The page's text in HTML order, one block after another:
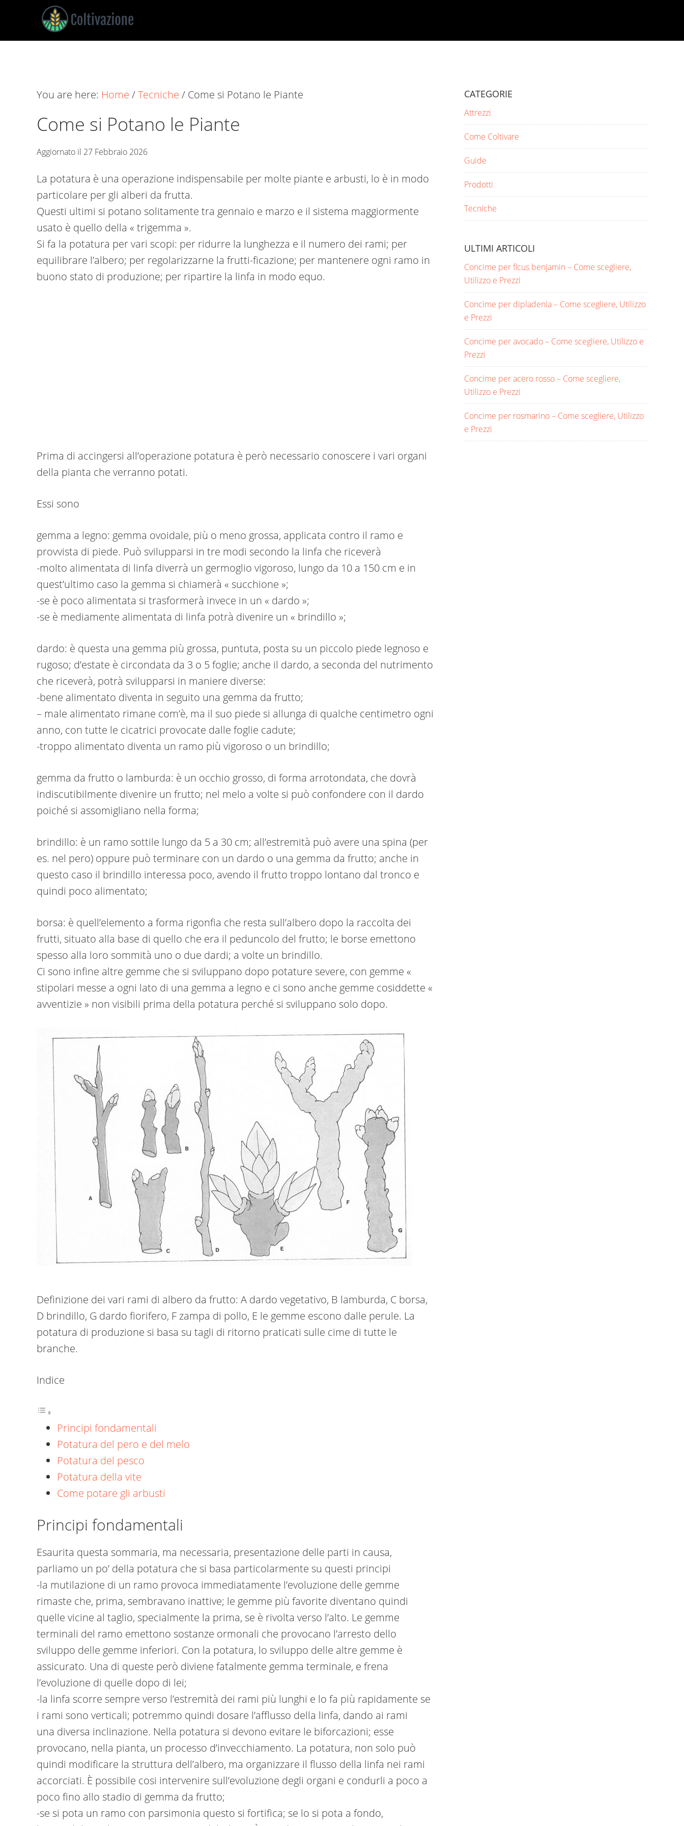
main
primary
footer Coltivazione
Coltivare
You are here: Home /Tecniche / Come si Potano le Piante
Come si Potano le Piante
Aggiornato il 27 Febbraio 2026
La potatura è una operazione indispensabile per molte piante e arbusti, lo è in modo
particolare per gli alberi da frutta.
Questi ultimi si potano solitamente tra gennaio e marzo e il sistema maggiormente
usato è quello della « trigemma ».
Si fa la potatura per vari scopi: per ridurre la lunghezza e il numero dei rami; per
equilibrare l’albero; per regolarizzarne la frutti-ficazione; per mantenere ogni ramo in
buono stato di produzione; per ripartire la linfa in modo equo.
Prima di accingersi all’operazione potatura è però necessario conoscere i vari organi
della pianta che verranno potati.
Essi sono
gemma a legno: gemma ovoidale, più o meno grossa, applicata contro il ramo e
provvista di piede. Può svilupparsi in tre modi secondo la linfa che riceverà
-molto alimentata di linfa diverrà un germoglio vigoroso, lungo da 10 a 150 cm e in
quest’ultimo caso la gemma si chiamerà « succhione »;
-se è poco alimentata si trasformerà invece in un « dardo »;
-se è mediamente alimentata di linfa potrà divenire un « brindillo »;
dardo: è questa una gemma più grossa, puntuta, posta su un piccolo piede legnoso e
rugoso; d’estate è circondata da 3 o 5 foglie; anche il dardo, a seconda del nutrimento
che riceverà, potrà svilupparsi in maniere diverse:
-bene alimentato diventa in seguito una gemma da frutto;
– male alimentato rimane com’è, ma il suo piede si allunga di qualche centimetro ogni
anno, con tutte le cicatrici provocate dalle foglie cadute;
-troppo alimentato diventa un ramo più vigoroso o un brindillo;
gemma da frutto o lamburda: è un occhio grosso, di forma arrotondata, che dovrà
indiscutibilmente divenire un frutto; nel melo a volte si può confondere con il dardo
poiché si assomigliano nella forma;
brindillo: è un ramo sottile lungo da 5 a 30 cm; all’estremità può avere una spina (per
es. nel pero) oppure può terminare con un dardo o una gemma da frutto; anche in
questo caso il brindillo interessa poco, avendo il frutto troppo lontano dal tronco e
quindi poco alimentato;
borsa: è quell’elemento a forma rigonfia che resta sull’albero dopo la raccolta dei
frutti, situato alla base di quello che era il peduncolo del frutto; le borse emettono
spesso alla loro sommità uno o due dardi; a volte un brindillo.
Ci sono infine altre gemme che si sviluppano dopo potature severe, con gemme «
stipolari messe a ogni lato di una gemma a legno e ci sono anche gemme cosiddette «
avventizie » non visibili prima della potatura perché si sviluppano solo dopo.
Definizione dei vari rami di albero da frutto: A dardo vegetativo, B lamburda, C borsa,
D brindillo, G dardo fiorifero, F zampa di pollo, E le gemme escono dalle perule. La
potatura di produzione si basa su tagli di ritorno praticati sulle cime di tutte le
branche.
Indice
Principi fondamentali
Potatura del pero e del melo
Potatura del pesco
Potatura della vite
Come potare gli arbusti
Principi fondamentali
Esaurita questa sommaria, ma necessaria, presentazione delle parti in causa,
parliamo un po’ della potatura che si basa particolarmente su questi principi
-la mutilazione di un ramo provoca immediatamente l’evoluzione delle gemme
rimaste che, prima, sembravano inattive; le gemme più favorite diventano quindi
quelle vicine al taglio, specialmente la prima, se è rivolta verso l’alto. Le gemme
terminali del ramo emettono sostanze ormonali che provocano l’arresto dello
sviluppo delle gemme inferiori. Con la potatura, lo sviluppo delle altre gemme è
assicurato. Una di queste però diviene fatalmente gemma terminale, e frena
l’evoluzione di quelle dopo di lei;
-la linfa scorre sempre verso l’estremità dei rami più lunghi e lo fa più rapidamente se
i rami sono verticali; potremmo quindi dosare l’afflusso della linfa, dando ai rami
una diversa inclinazione. Nella potatura si devono evitare le biforcazioni; esse
provocano, nella pianta, un processo d’invecchiamento. La potatura, non solo può
quindi modificare la struttura dell’albero, ma organizzare il flusso della linfa nei rami
accorciati. È possibile cosi intervenire sull’evoluzione degli organi e condurli a poco a
poco fino allo stadio di gemma da frutto;
-se si pota un ramo con parsimonia questo si fortifica; se lo si pota a fondo,
CATEGORIE
Attrezzi
Come Coltivare
Guide
Prodotti
Tecniche
ULTIMI ARTICOLI
Concime per ficus benjamin​ – Come scegliere,
Utilizzo e Prezzi
Concime per dipladenia​ – Come scegliere, Utilizzo
e Prezzi
Concime per avocado​ – Come scegliere, Utilizzo e
Prezzi
Concime per acero rosso​ – Come scegliere,
Utilizzo e Prezzi
Concime per rosmarino​ – Come scegliere, Utilizzo
e Prezzi